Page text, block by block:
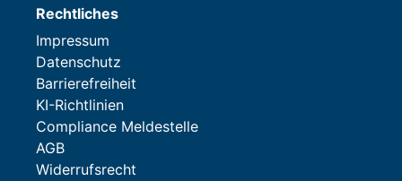
Rechtliches
Impressum
Datenschutz
Barrierefreiheit
KI-Richtlinien
Compliance Meldestelle
AGB
Widerrufsrecht